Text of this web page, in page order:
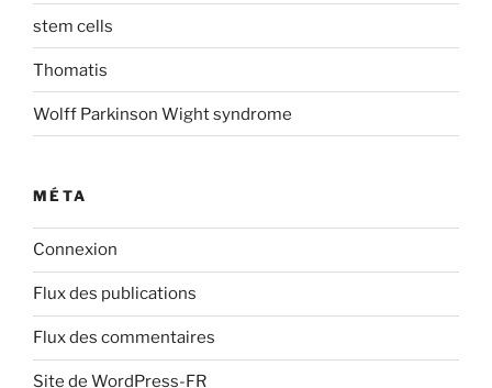
stem cells
Thomatis
Wolff Parkinson Wight syndrome
MÉTA
Connexion
Flux des publications
Flux des commentaires
Site de WordPress-FR